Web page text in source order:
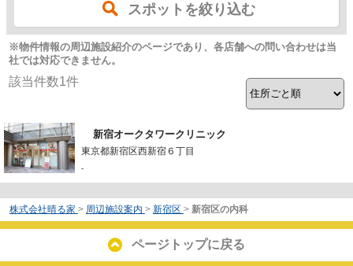
スポットを絞り込む
※物件情報の周辺施設紹介のページであり、各店舗への問い合わせは当
社では対応できません。
該当件数1件
新宿オークタワークリニック
東京都新宿区西新宿６丁目
-
株式会社晴る家 > 周辺施設案内 > 新宿区 > 新宿区の内科
ページトップに戻る